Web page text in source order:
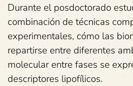
Durante el posdoctorado
combinación de técnicas
experimentales, cómo las
repartirse entre diferentes
molecular entre fases se
descriptores lipofílicos.